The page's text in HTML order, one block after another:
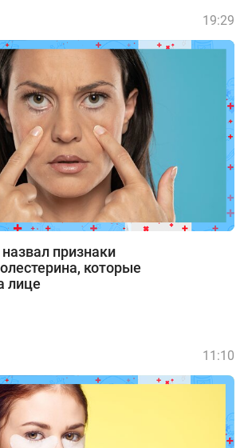
признаки
которые
лице
19:29
11:10